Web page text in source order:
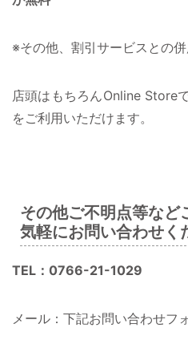
※その他、割引サービスとの併
店頭はもちろんOnline Store
をご利用いただけます。
その他ご不明点等など
気軽にお問い合わせく
TEL：0766-21-1029
メール：下記お問い合わせフ